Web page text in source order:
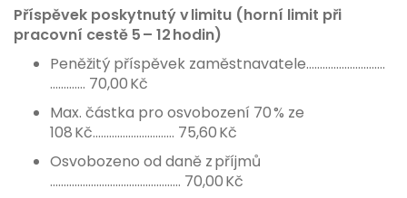
Příspěvek poskytnutý v limitu (horní limit při
pracovní cestě 5 – 12 hodin)
Peněžitý příspěvek zaměstnavatele………………………..
…….…… 70,00 Kč
Max. částka pro osvobození 70 % ze
108 Kč………………………… 75,60 Kč
Osvobozeno od daně z příjmů
………………………………………… 70,00 Kč